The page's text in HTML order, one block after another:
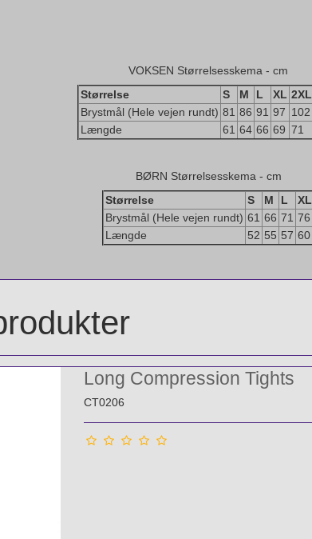
VOKSEN Størrelsesskema - cm
Størrelse
S M L XL 2XL
Brystmål (Hele vejen rundt) 81 86 91 97 102
Længde
61 64 66 69 71
BØRN Størrelsesskema - cm
Størrelse
S M L
XL
Brystmål (Hele vejen rundt) 61 66 71 76
Længde
52 55 57 60
Long Compression Tights
CT0206